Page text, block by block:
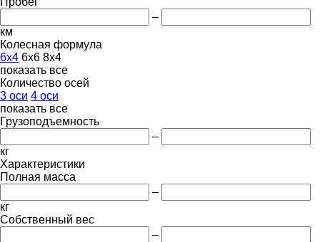
–
км
Колесная формула
6x4 6x6 8x4
показать все
Количество осей
3 оси 4 оси
показать все
Грузоподъемность
–
кг
Характеристики
Полная масса
–
кг
Собственный вес
–